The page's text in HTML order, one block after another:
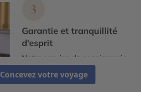
Concevez votre voyage
3
Garantie et tranquillité
d'esprit
Notre service de conciergerie
francophone est disponible,
7/7 et nos assurances